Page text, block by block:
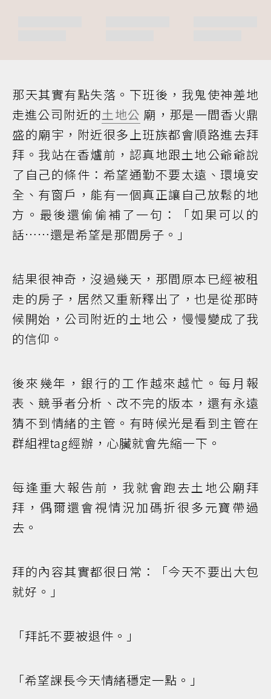
那天其實有點失落。下班後，我鬼使神差地
走進公司附近的土地公 廟，那是一間香火鼎
盛的廟宇，附近很多上班族都會順路進去拜
拜。我站在香爐前，認真地跟土地公爺爺說
了自己的條件：希望通勤不要太遠、環境安
全、有窗戶，能有一個真正讓自己放鬆的地
方。最後還偷偷補了一句：「如果可以的
話……還是希望是那間房子。」
結果很神奇，沒過幾天，那間原本已經被租
走的房子，居然又重新釋出了，也是從那時
候開始，公司附近的土地公，慢慢變成了我
的信仰。
後來幾年，銀行的工作越來越忙。每月報
表、競爭者分析、改不完的版本，還有永遠
猜不到情緒的主管。有時候光是看到主管在
群組裡tag經辦，心臟就會先縮一下。
每逢重大報告前，我就會跑去土地公廟拜
拜，偶爾還會視情況加碼折很多元寶帶過
去。
拜的內容其實都很日常：「今天不要出大包
就好。」
「拜託不要被退件。」
「希望課長今天情緒穩定一點。」